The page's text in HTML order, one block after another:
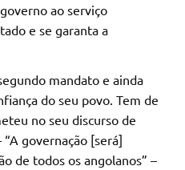
ao serviço
e se garanta a
mandato e ainda
do seu povo. Tem de
no seu discurso de
governação [será]
de todos os angolanos” –